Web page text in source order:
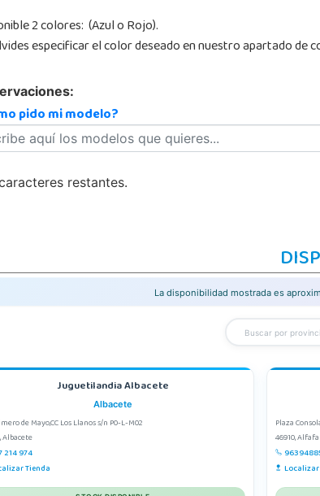
2 colores: (Azul o Rojo).
especificar el color deseado en nuestro apartado de
pido mi modelo?
restantes.
La disponibilidad mostrada es
Juguetilandia Albacete
Albacete
de Mayo,CC Los Llanos s/n P0-L-M02
Albacete
214 974
Tienda
Plaza
46910,